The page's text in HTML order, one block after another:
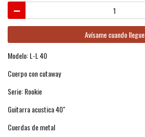
Avísame cuando llegue
Modelo: L-L 40
Cuerpo con cutaway
Serie: Rookie
Guitarra acustica 40"
Cuerdas de metal